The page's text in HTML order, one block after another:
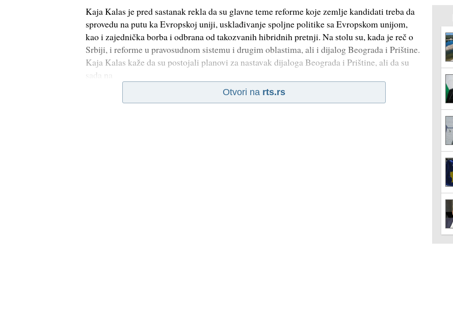
Kaja Kalas je pred sastanak rekla da su glavne teme reforme koje zemlje kandidati treba da
sprovedu na putu ka Evropskoj uniji, usklađivanje spoljne politike sa Evropskom unijom,
kao i zajednička borba i odbrana od takozvanih hibridnih pretnji. Na stolu su, kada je reč o
Srbiji, i reforme u pravosudnom sistemu i drugim oblastima, ali i dijalog Beograda i Prištine.
Kaja Kalas kaže da su postojali planovi za nastavak dijaloga Beograda i Prištine, ali da su
sada na
Otvori na rts.rs